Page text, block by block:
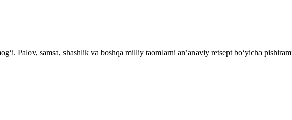
Palov, samsa, shashlik va boshqa milliy taomlarni an’anaviy retsept bo‘yicha